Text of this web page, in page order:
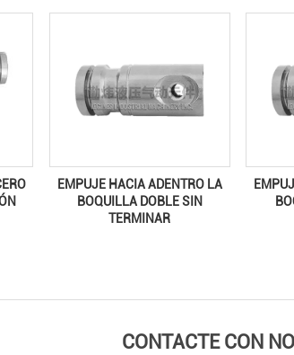
EMPUJE HACIA ADENTRO LA
BOQUILLA DOBLE SIN
TERMINAR
CONTACTE CON